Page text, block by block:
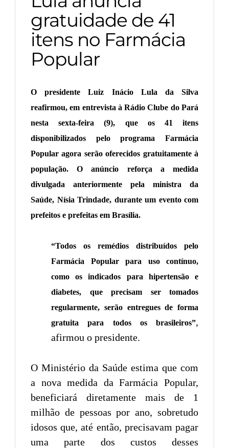
gratuidade de 41
itens no Farmácia
Popular
O presidente Luiz Inácio Lula da Silva
reafirmou, em entrevista à Rádio Clube do Pará
nesta sexta-feira (9), que os 41 itens
disponibilizados pelo programa Farmácia
Popular agora serão oferecidos gratuitamente à
população. O anúncio reforça a medida
divulgada anteriormente pela ministra da
Saúde, Nísia Trindade, durante um evento com
prefeitos e prefeitas em Brasília.
“Todos os remédios distribuídos pelo
Farmácia Popular para uso contínuo,
como os indicados para hipertensão e
diabetes, que precisam ser tomados
regularmente, serão entregues de forma
gratuita para todos os brasileiros”,
afirmou o presidente.
O Ministério da Saúde estima que com
a nova medida da Farmácia Popular,
beneficiará diretamente mais de 1
milhão de pessoas por ano, sobretudo
idosos que, até então, precisavam pagar
uma parte dos custos desses